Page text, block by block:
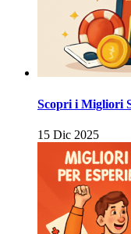
Scopri i Migliori
15 Dic 2025